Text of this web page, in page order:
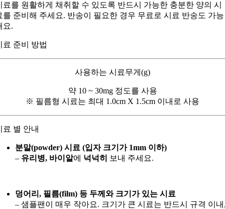
료를 원활하게 채취할 수 있도록 반드시 가능한 충분한 양의 시
를 준비해 주세요. 반송이 필요한 경우 무료로 시료 반송도 가능
요.
료 준비 방법
사용하는 시료무게(g)
약 10 ~ 30mg 정도를 사용
※ 필름형 시료는 최대 1.0cm X 1.5cm 이내로 사용
료 별 안내
분말(powder) 시료 (입자 크기가 1mm 이하)
– 유리병, 바이알에 넉넉히 보내 주세요.
덩어리, 필름(film) 등 두께와 크기가 있는 시료
– 샘플팬이 매우 작아요. 크기가 큰 시료는 반드시 규격 이